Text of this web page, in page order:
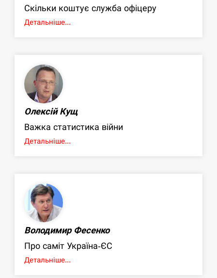
Скільки коштує служба офіцеру
Детальніше...
Олексій Кущ
Важка статистика війни
Детальніше...
Володимир Фесенко
Про саміт Україна-ЄС
Детальніше...